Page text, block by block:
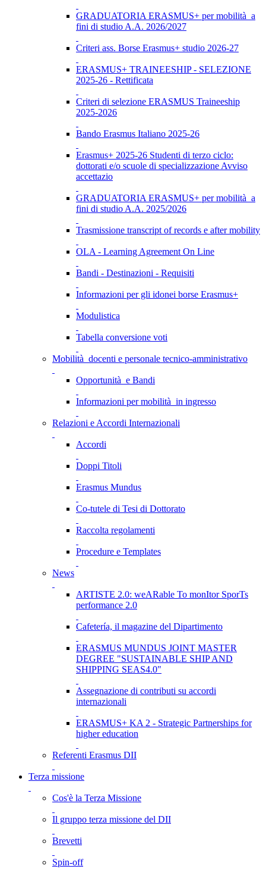
GRADUATORIA ERASMUS+ per mobilità a
fini di studio A.A. 2026/2027
Criteri ass. Borse Erasmus+ studio 2026-27
ERASMUS+ TRAINEESHIP - SELEZIONE
2025-26 - Rettificata
Criteri di selezione ERASMUS Traineeship
2025-2026
Bando Erasmus Italiano 2025-26
Erasmus+ 2025-26 Studenti di terzo ciclo:
dottorati e/o scuole di specializzazione Avviso
accettazio
GRADUATORIA ERASMUS+ per mobilità a
fini di studio A.A. 2025/2026
Trasmissione transcript of records e after mobility
OLA - Learning Agreement On Line
Bandi - Destinazioni - Requisiti
Informazioni per gli idonei borse Erasmus+
Modulistica
Tabella conversione voti
Mobilità docenti e personale tecnico-amministrativo
Opportunità e Bandi
Informazioni per mobilità in ingresso
Relazioni e Accordi Internazionali
Accordi
Doppi Titoli
Erasmus Mundus
Co-tutele di Tesi di Dottorato
Raccolta regolamenti
Procedure e Templates
News
ARTISTE 2.0: weARable To monItor SporTs
performance 2.0
Cafetería, il magazine del Dipartimento
ERASMUS MUNDUS JOINT MASTER
DEGREE "SUSTAINABLE SHIP AND
SHIPPING SEAS4.0"
Assegnazione di contributi su accordi
internazionali
ERASMUS+ KA 2 - Strategic Partnerships for
higher education
Referenti Erasmus DII
Terza missione
Cos'è la Terza Missione
Il gruppo terza missione del DII
Brevetti
Spin-off